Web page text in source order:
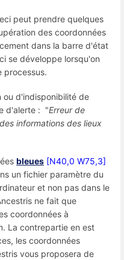
peut prendre quelques
des coordonnées
dans la barre d'état
se développe lorsqu'on
processus.
ou d'indisponibilité de
d'alerte : "Erreur de
informations des lieux
bleues [N40,0 W75,3]
un fichier paramètre du
et non pas dans le
ne fait que
coordonnées à
La contrepartie en est
les coordonnées
vous proposera de